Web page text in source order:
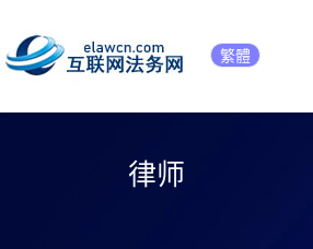
繁體
律师